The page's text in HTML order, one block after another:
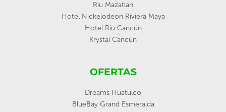
Riu Mazatlan
Hotel Nickelodeon Riviera Maya
Hotel Riu Cancún
Krystal Cancún
OFERTAS
Dreams Huatulco
BlueBay Grand Esmeralda